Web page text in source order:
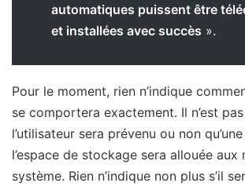
automatiques puissent être
et installées avec succès ».
Pour le moment, rien n’indique
se comportera exactement. Il n’est
l’utilisateur sera prévenu ou non
l’espace de stockage sera allouée aux
système. Rien n’indique non plus s’il